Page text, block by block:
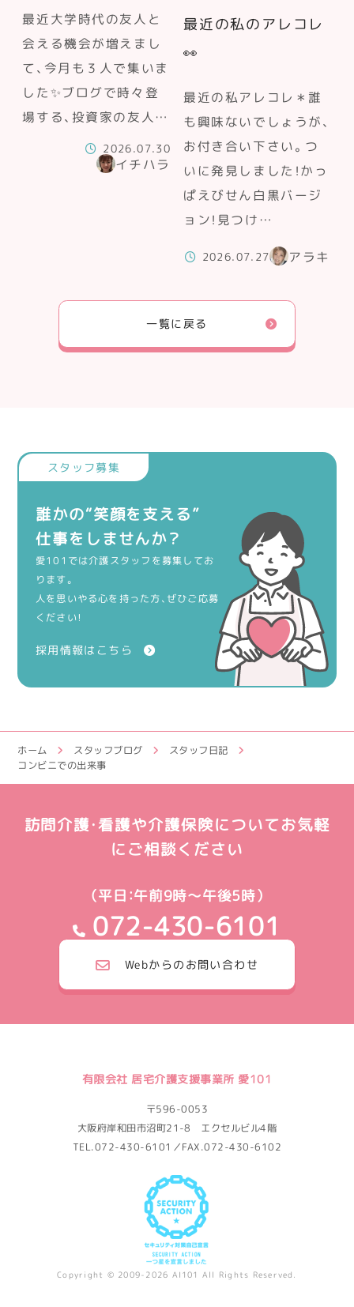
最近大学時代の友人と
会える機会が増えまし
て、今月も３人で集いま
した✨ブログで時々登
場する、投資家の友人…
2026.07.30
イチハラ
最近の私のアレコレ
👀
最近の私アレコレ＊誰
も興味ないでしょうが、
お付き合い下さい。つ
いに発見しました！かっ
ぱえびせん白黒バージ
ョン！見つけ…
2026.07.27 アラキ
一覧に戻る
誰かの“笑顔を支える”
仕事をしませんか？
愛101では介護スタッフを募集してお
ります。
人を思いやる心を持った方、ぜひご応募
ください！
採用情報はこちら
ホーム スタッフブログ
スタッフ日記
コンビニでの出来事
訪問介護・看護や介護保険についてお気軽
にご相談ください
（平日：午前9時～午後5時）
072-430-6101
Webからのお問い合わせ
有限会社 居宅介護支援事業所 愛101
〒596-0053
大阪府岸和田市沼町21-8 エクセルビル4階
TEL.072-430-6101／FAX.072-430-6102
Copyright © 2009-2026 AI101 All Rights Reserved.